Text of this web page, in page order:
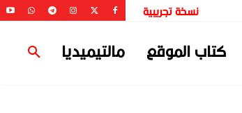
نسخة تجريبية
كتاب الموقع مالتيميديا